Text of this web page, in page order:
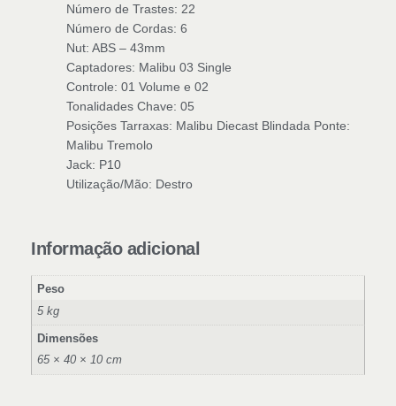
Número de Trastes: 22
Número de Cordas: 6
Nut: ABS – 43mm
Captadores: Malibu 03 Single
Controle: 01 Volume e 02
Tonalidades Chave: 05
Posições Tarraxas: Malibu Diecast Blindada Ponte:
Malibu Tremolo
Jack: P10
Utilização/Mão: Destro
Informação adicional
Peso
5 kg
Dimensões
65 × 40 × 10 cm